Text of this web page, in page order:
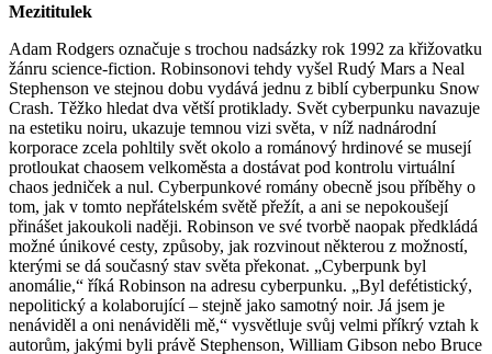
Mezititulek
Adam Rodgers označuje s trochou nadsázky rok 1992 za křižovatku
žánru science-fiction. Robinsonovi tehdy vyšel Rudý Mars a Neal
Stephenson ve stejnou dobu vydává jednu z biblí cyberpunku Snow
Crash. Těžko hledat dva větší protiklady. Svět cyberpunku navazuje
na estetiku noiru, ukazuje temnou vizi světa, v níž nadnárodní
korporace zcela pohltily svět okolo a románový hrdinové se musejí
protloukat chaosem velkoměsta a dostávat pod kontrolu virtuální
chaos jedniček a nul. Cyberpunkové romány obecně jsou příběhy o
tom, jak v tomto nepřátelském světě přežít, a ani se nepokoušejí
přinášet jakoukoli naději. Robinson ve své tvorbě naopak předkládá
možné únikové cesty, způsoby, jak rozvinout některou z možností,
kterými se dá současný stav světa překonat. „Cyberpunk byl
anomálie,“ říká Robinson na adresu cyberpunku. „Byl defétistický,
nepolitický a kolaborující – stejně jako samotný noir. Já jsem je
nenáviděl a oni nenáviděli mě,“ vysvětluje svůj velmi příkrý vztah k
autorům, jakými byli právě Stephenson, William Gibson nebo Bruce